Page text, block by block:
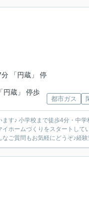
分 「円蔵」 停
円蔵」 停歩
都市ガス
す♪ 小学校まで徒歩4分・中
ホームづくりをスタートし
ご質問もお気軽にどうぞ♪経